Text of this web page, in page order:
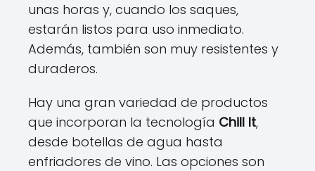
unas horas y, cuando los saques,
estarán listos para uso inmediato.
Además, también son muy resistentes y
duraderos.
Hay una gran variedad de productos
que incorporan la tecnología Chill It,
desde botellas de agua hasta
enfriadores de vino. Las opciones son